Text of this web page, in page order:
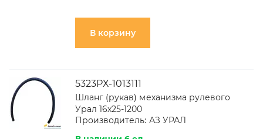
В корзину
5323РХ-1013111
Шланг (рукав) механизма рулевого
Урал 16х25-1200
Производитель: АЗ УРАЛ